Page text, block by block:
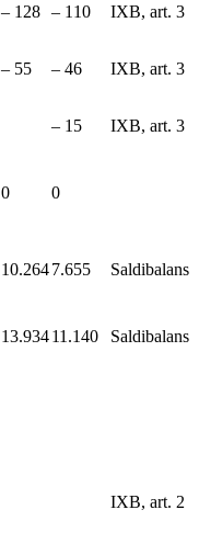
– 128 – 110 IXB, art. 3
– 55 – 46 IXB, art. 3
– 15 IXB, art. 3
0 0
10.2647.655 Saldibalans
13.93411.140 Saldibalans
IXB, art. 2